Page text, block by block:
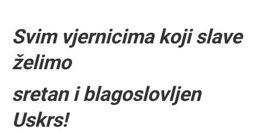
Svim vjernicima koji slave
želimo
sretan i blagoslovljen
Uskrs!